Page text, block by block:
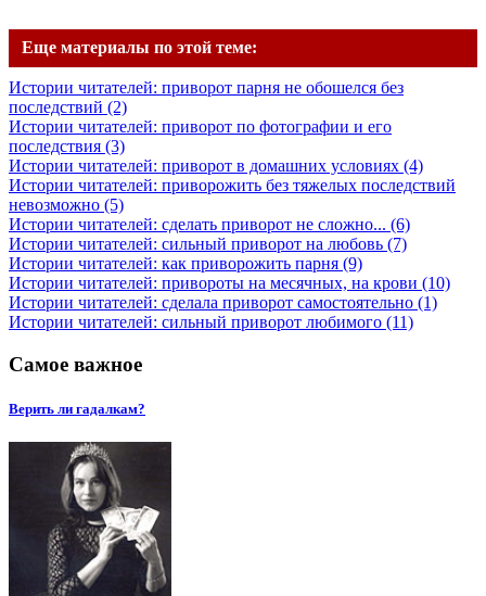
Еще материалы по этой теме:
Истории читателей: приворот парня не обошелся без
последствий (2)
Истории читателей: приворот по фотографии и его
последствия (3)
Истории читателей: приворот в домашних условиях (4)
Истории читателей: приворожить без тяжелых последствий
невозможно (5)
Истории читателей: сделать приворот не сложно... (6)
Истории читателей: сильный приворот на любовь (7)
Истории читателей: как приворожить парня (9)
Истории читателей: привороты на месячных, на крови (10)
Истории читателей: сделала приворот самостоятельно (1)
Истории читателей: сильный приворот любимого (11)
Самое важное
Верить ли гадалкам?